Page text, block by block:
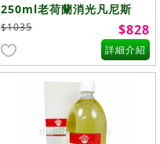
250ml老荷蘭消光凡尼斯
Picture Varnish
Matt(D1113)
$1035 $828
詳細介紹